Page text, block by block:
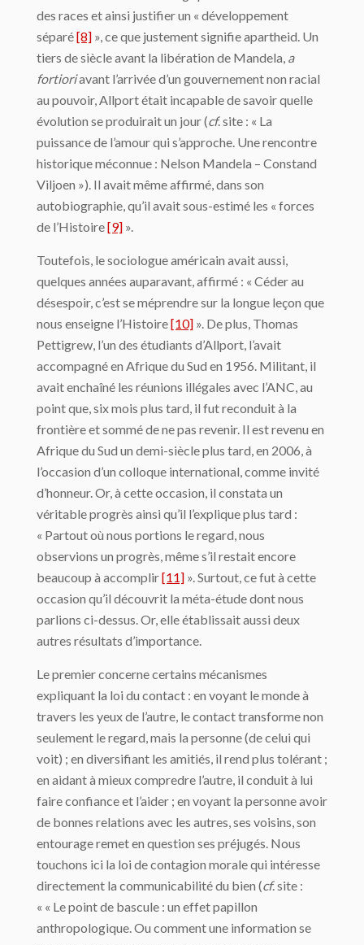
des races et ainsi justifier un « développement
séparé[8] », ce que justement signifie apartheid. Un
tiers de siècle avant la libération de Mandela, a
fortioriavant l’arrivée d’un gouvernement non racial
au pouvoir, Allport était incapable de savoir quelle
évolution se produirait un jour (cf. site : « La
puissance de l’amour qui s’approche. Une rencontre
historique méconnue : Nelson Mandela – Constand
Viljoen »). Il avait même affirmé, dans son
autobiographie, qu’il avait sous-estimé les « forces
de l’Histoire[9] ».
Toutefois, le sociologue américain avait aussi,
quelques années auparavant, affirmé : « Céder au
désespoir, c’est se méprendre sur la longue leçon que
nous enseigne l’Histoire[10] ». De plus, Thomas
Pettigrew, l’un des étudiants d’Allport, l’avait
accompagné en Afrique du Sud en 1956. Militant, il
avait enchaîné les réunions illégales avec l’ANC, au
point que, six mois plus tard, il fut reconduit à la
frontière et sommé de ne pas revenir. Il est revenu en
Afrique du Sud un demi-siècle plus tard, en 2006, à
l’occasion d’un colloque international, comme invité
d’honneur. Or, à cette occasion, il constata un
véritable progrès ainsi qu’il l’explique plus tard :
« Partout où nous portions le regard, nous
observions un progrès, même s’il restait encore
beaucoup à accomplir[11] ». Surtout, ce fut à cette
occasion qu’il découvrit la méta-étude dont nous
parlions ci-dessus. Or, elle établissait aussi deux
autres résultats d’importance.
Le premier concerne certains mécanismes
expliquant la loi du contact : en voyant le monde à
travers les yeux de l’autre, le contact transforme non
seulement le regard, mais la personne (de celui qui
voit) ; en diversifiant les amitiés, il rend plus tolérant ;
en aidant à mieux compredre l’autre, il conduit à lui
faire confiance et l’aider ; en voyant la personne avoir
de bonnes relations avec les autres, ses voisins, son
entourage remet en question ses préjugés. Nous
touchons ici la loi de contagion morale qui intéresse
directement la communicabilité du bien (cf. site :
« « Le point de bascule : un effet papillon
anthropologique. Ou comment une information se